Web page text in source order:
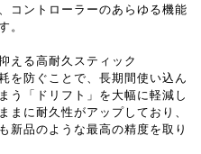
コントローラーのあらゆる機能
。
える高耐久スティック
を防ぐことで、長期間使い込ん
う「ドリフト」を大幅に軽減し
まに耐久性がアップしており、
新品のような最高の精度を取り